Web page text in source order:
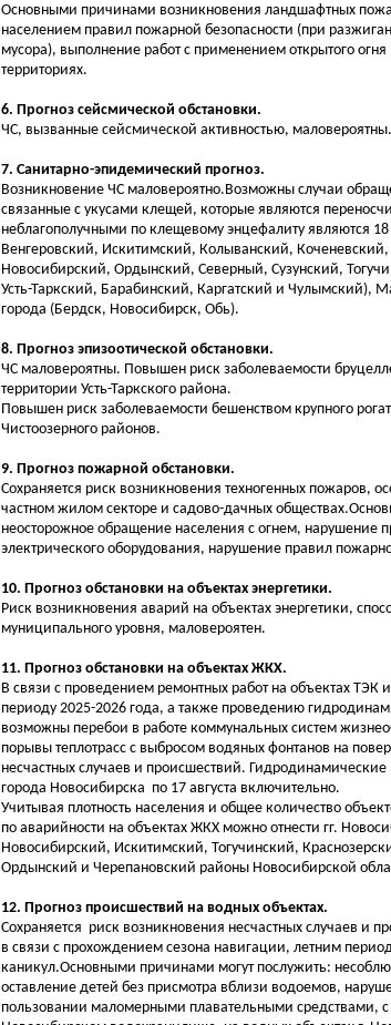
Основными причинами возникновения ландшафтных
населением правил пожарной безопасности (при
мусора), выполнение работ с применением открытого
территориях.
6. Прогноз сейсмической обстановки.
ЧС, вызванные сейсмической активностью, маловероятны.
7. Санитарно-эпидемический прогноз.
Возникновение ЧС маловероятно.Возможны случаи
связанные с укусами клещей, которые являются
неблагополучными по клещевому энцефалиту являются
Венгеровский, Искитимский, Колыванский,
Новосибирский, Ордынский, Северный, Сузунский,
Усть-Таркский, Барабинский, Каргатский и Чулымский),
города (Бердск, Новосибирск, Обь).
8. Прогноз эпизоотической обстановки.
ЧС маловероятны. Повышен риск заболеваемости
территории Усть-Таркского района.
Повышен риск заболеваемости бешенством крупного
Чистоозерного районов.
9. Прогноз пожарной обстановки.
Сохраняется риск возникновения техногенных пожаров,
частном жилом секторе и садово-дачных
неосторожное обращение населения с огнем, нарушение
электрического оборудования, нарушение правил
10. Прогноз обстановки на объектах энергетики.
Риск возникновения аварий на объектах энергетики,
муниципального уровня, маловероятен.
11. Прогноз обстановки на объектах ЖКХ.
В связи с проведением ремонтных работ на объектах ТЭК
периоду 2025-2026 года, а также проведению
возможны перебои в работе коммунальных систем
порывы теплотрасс с выбросом водяных фонтанов на
несчастных случаев и происшествий.
города Новосибирска по 17 августа включительно.
Учитывая плотность населения и общее количество
по аварийности на объектах ЖКХ можно отнести гг.
Новосибирский, Искитимский, Тогучинский,
Ордынский и Черепановский районы Новосибирской
12. Прогноз происшествий на водных объектах.
Сохраняется риск возникновения несчастных случаев и
в связи с прохождением сезона навигации, летним
каникул.Основными причинами могут послужить:
оставление детей без присмотра вблизи водоемов,
пользовании маломерными плавательными средствами,